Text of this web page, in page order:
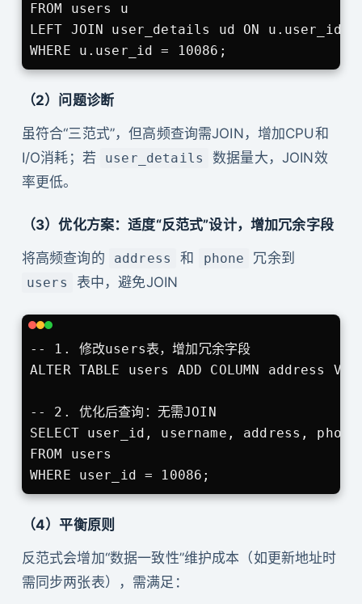
FROM users u
LEFT JOIN user_details ud ON u.user_id
WHERE u.user_id = 10086;
（2）问题诊断
虽符合“三范式”，但高频查询需JOIN，增加CPU和
I/O消耗；若
user_details
数据量大，JOIN效
率更低。
（3）优化方案：适度“反范式”设计，增加冗余字段
将高频查询的 address 和 phone 冗余到
users 表中，避免JOIN
-- 1. 修改users表，增加冗余字段
ALTER TABLE users ADD COLUMN address
-- 2. 优化后查询：无需JOIN
SELECT user_id, username, address,
FROM users
WHERE user_id = 10086;
（4）平衡原则
反范式会增加“数据一致性”维护成本（如更新地址时
需同步两张表），需满足：